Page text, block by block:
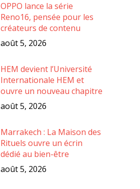
OPPO lance la série
Reno16, pensée pour les
créateurs de contenu
août 5, 2026
HEM devient l’Université
Internationale HEM et
ouvre un nouveau chapitre
août 5, 2026
Marrakech : La Maison des
Rituels ouvre un écrin
dédié au bien-être
août 5, 2026